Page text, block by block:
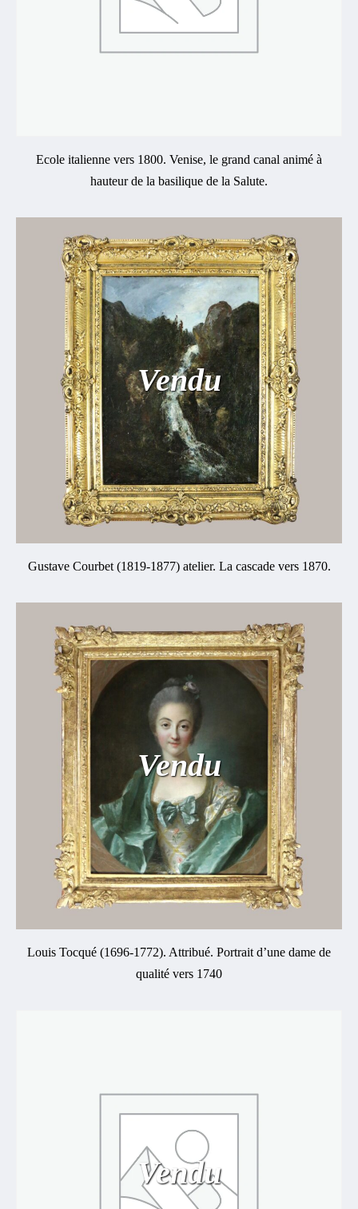
Ecole italienne vers 1800. Venise, le grand canal animé à
hauteur de la basilique de la Salute.
Vendu
Gustave Courbet (1819-1877) atelier. La cascade vers 1870.
Vendu
Louis Tocqué (1696-1772). Attribué. Portrait d’une dame de
qualité vers 1740
Vendu